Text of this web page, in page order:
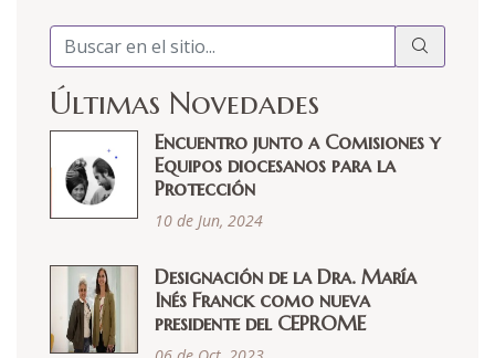
Últimas Novedades
Encuentro junto a Comisiones y
Equipos diocesanos para la
Protección
10 de Jun, 2024
Designación de la Dra. María
Inés Franck como nueva
presidente del CEPROME